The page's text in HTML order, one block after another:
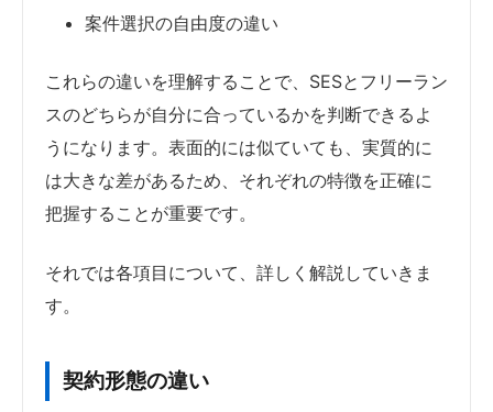
案件選択の自由度の違い
これらの違いを理解することで、SESとフリーラン
スのどちらが自分に合っているかを判断できるよ
うになります。表面的には似ていても、実質的に
は大きな差があるため、それぞれの特徴を正確に
把握することが重要です。
それでは各項目について、詳しく解説していきま
す。
契約形態の違い